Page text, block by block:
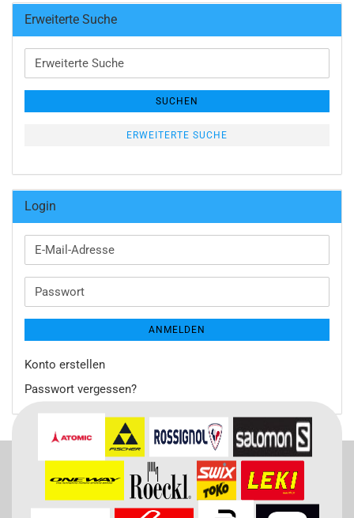
Erweiterte Suche
Erweiterte
Suche
SUCHEN
ERWEITERTE SUCHE
Login
E-
Mail-
Passwort
ANMELDEN
Konto erstellen
Passwort vergessen?